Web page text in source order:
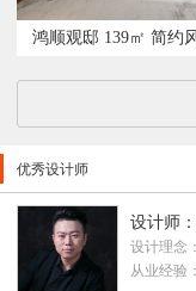
鸿顺观邸 139㎡ 简约
优秀设计师
设计师
设计理念
从业经验